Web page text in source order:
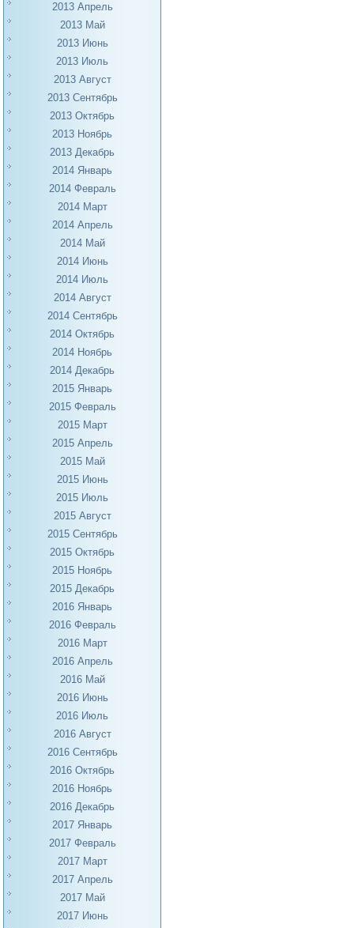
2013 Апрель
2013 Май
2013 Июнь
2013 Июль
2013 Август
2013 Сентябрь
2013 Октябрь
2013 Ноябрь
2013 Декабрь
2014 Январь
2014 Февраль
2014 Март
2014 Апрель
2014 Май
2014 Июнь
2014 Июль
2014 Август
2014 Сентябрь
2014 Октябрь
2014 Ноябрь
2014 Декабрь
2015 Январь
2015 Февраль
2015 Март
2015 Апрель
2015 Май
2015 Июнь
2015 Июль
2015 Август
2015 Сентябрь
2015 Октябрь
2015 Ноябрь
2015 Декабрь
2016 Январь
2016 Февраль
2016 Март
2016 Апрель
2016 Май
2016 Июнь
2016 Июль
2016 Август
2016 Сентябрь
2016 Октябрь
2016 Ноябрь
2016 Декабрь
2017 Январь
2017 Февраль
2017 Март
2017 Апрель
2017 Май
2017 Июнь